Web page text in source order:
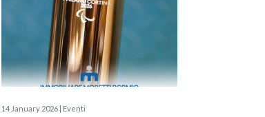
14 January 2026 | Eventi